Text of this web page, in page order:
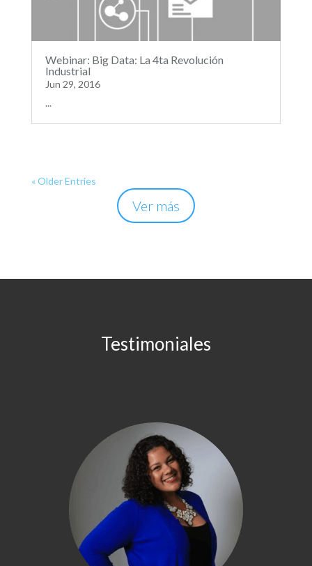
Webinar: Big Data: La 4ta Revolución
Industrial
Jun 29, 2016
...
« Older Entries
Ver más
Testimoniales